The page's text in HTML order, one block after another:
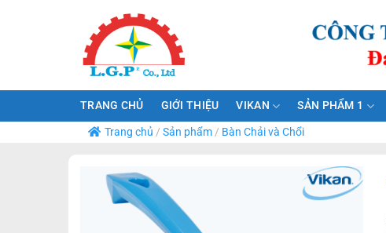
TRANG CHỦ GIỚI THIỆU VIKAN SẢN PHẨM 1
Trang chủ / Sản phẩm/ Bàn Chải và Chổi